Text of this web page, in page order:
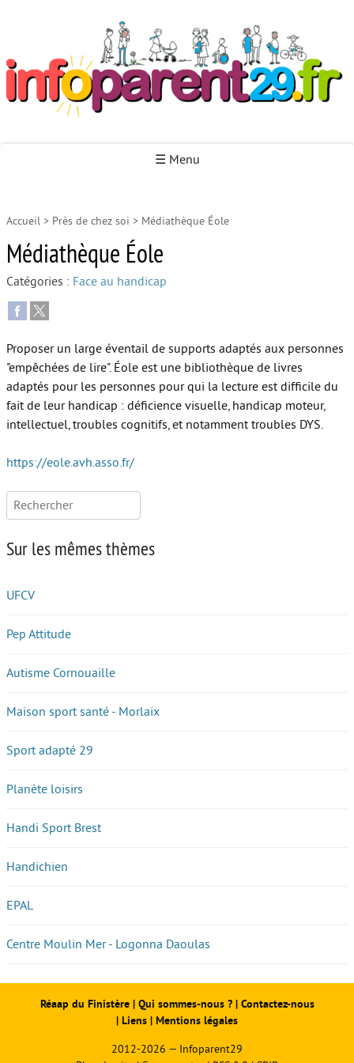
☰ Menu
Accueil
Autour de la naissance
Autour de la petite enfance
Autour de la jeunesse
Autour de l’école
Protéger les enfants
Accueil > Près de chez soi > Médiathèque Éole
Médiathèque Éole
Catégories : Face au handicap
Proposer un large éventail de supports adaptés aux personnes
"empêchées de lire". Éole est une bibliothèque de livres
adaptés pour les personnes pour qui la lecture est difficile du
fait de leur handicap : déficience visuelle, handicap moteur,
intellectuel, troubles cognitifs, et notamment troubles DYS.
https://eole.avh.asso.fr/
Rechercher :
Sur les mêmes thèmes
UFCV
Pep Attitude
Autisme Cornouaille
Maison sport santé - Morlaix
Sport adapté 29
Planète loisirs
Handi Sport Brest
Handichien
EPAL
Centre Moulin Mer - Logonna Daoulas
Réaap du Finistère| Qui sommes-nous ? | Contactez-nous
| Liens | Mentions légales
2012-2026 — Infoparent29